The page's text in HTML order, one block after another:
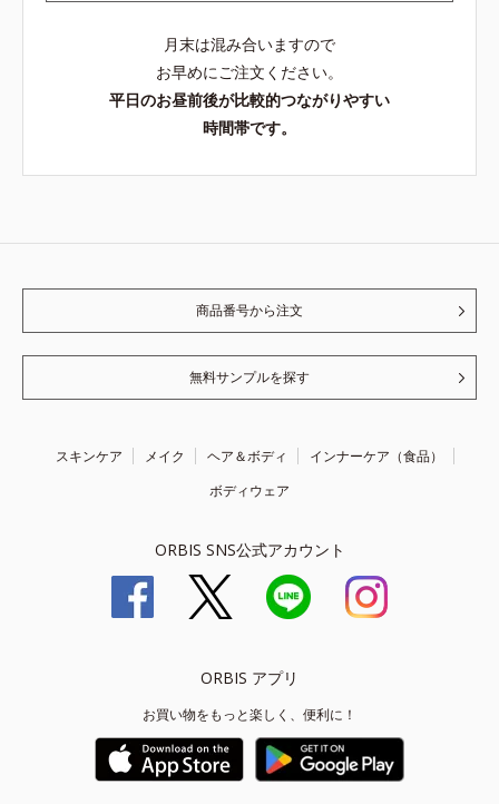
月末は混み合いますので
お早めにご注文ください。
平日のお昼前後が比較的つながりやすい
時間帯です。
商品番号から注文
無料サンプルを探す
スキンケア メイク ヘア＆ボディ
インナーケア（食品）
ボディウェア
ORBIS SNS公式アカウント
ORBIS アプリ
お買い物をもっと楽しく、便利に！